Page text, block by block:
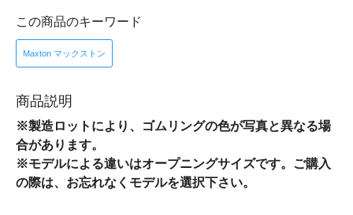
この商品のキーワード
Maxton マックストン
商品説明
※製造ロットにより、ゴムリングの色が写真と異なる場
合があります。
※モデルによる違いはオープニングサイズです。ご購入
の際は、お忘れなくモデルを選択下さい。